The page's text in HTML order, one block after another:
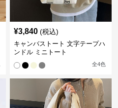
¥3,840 (税込)
キャンバストート 文字テープハ
ンドル ミニトート
全4色